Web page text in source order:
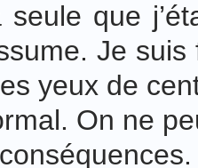
seule que
Je
yeux de
On ne